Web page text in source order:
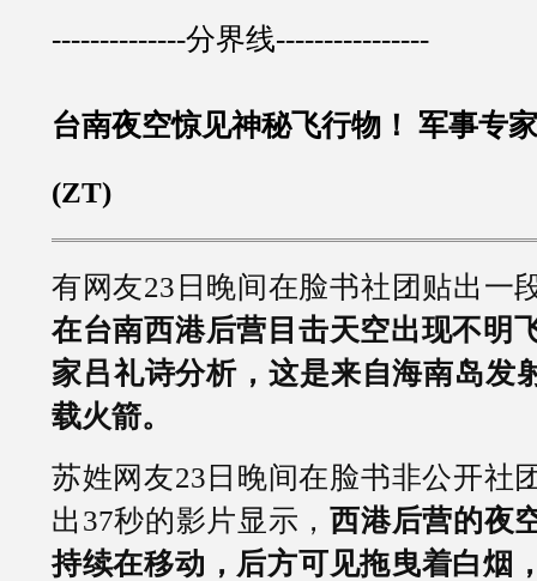
--------------分界线----------------
台南夜空惊见神秘飞行物！ 军事专
(ZT)
有网友23日晚间在脸书社团贴出一
在台南西港后营目击天空出现不明
家吕礼诗分析，这是来自海南岛发
载火箭。
苏姓网友23日晚间在脸书非公开社
出37秒的影片显示，西港后营的夜
持续在移动，后方可见拖曳着白烟